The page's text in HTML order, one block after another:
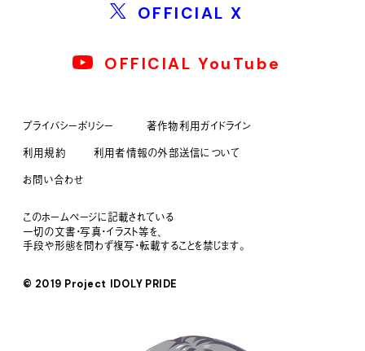
OFFICIAL X
OFFICIAL YouTube
プライバシーポリシー
著作物利用ガイドライン
利用規約
利用者情報の外部送信について
お問い合わせ
このホームページに記載されている
一切の文書・写真・イラスト等を、
手段や形態を問わず複写・転載することを禁じます。
© 2019 Project IDOLY PRIDE